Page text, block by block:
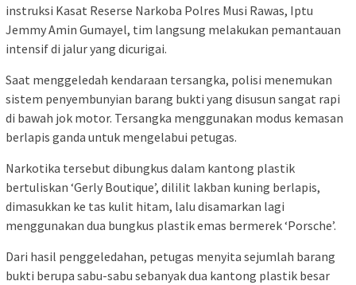
instruksi Kasat Reserse Narkoba Polres Musi Rawas, Iptu
Jemmy Amin Gumayel, tim langsung melakukan pemantauan
intensif di jalur yang dicurigai.
Saat menggeledah kendaraan tersangka, polisi menemukan
sistem penyembunyian barang bukti yang disusun sangat rapi
di bawah jok motor. Tersangka menggunakan modus kemasan
berlapis ganda untuk mengelabui petugas.
Narkotika tersebut dibungkus dalam kantong plastik
bertuliskan ‘Gerly Boutique’, dililit lakban kuning berlapis,
dimasukkan ke tas kulit hitam, lalu disamarkan lagi
menggunakan dua bungkus plastik emas bermerek ‘Porsche’.
Dari hasil penggeledahan, petugas menyita sejumlah barang
bukti berupa sabu-sabu sebanyak dua kantong plastik besar